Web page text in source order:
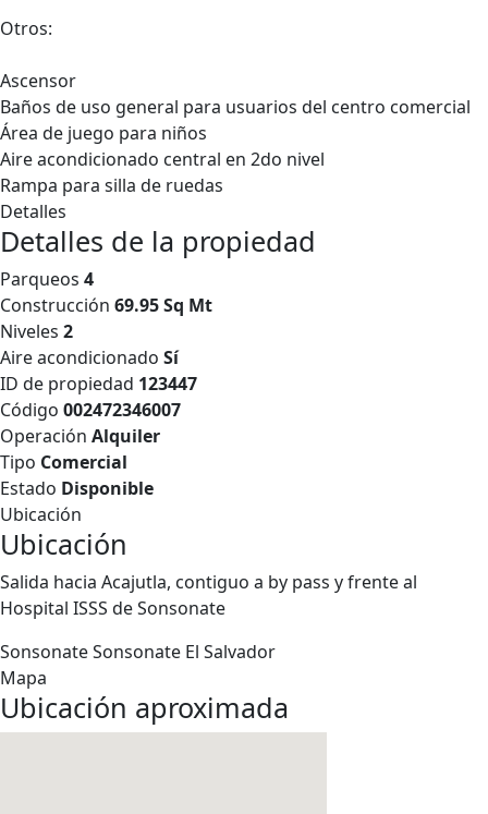
Otros:
Ascensor
Baños de uso general para usuarios del centro comercial
Área de juego para niños
Aire acondicionado central en 2do nivel
Rampa para silla de ruedas
Detalles
Detalles de la propiedad
Parqueos 4
Construcción 69.95 Sq Mt
Niveles 2
Aire acondicionado Sí
ID de propiedad 123447
Código 002472346007
Operación Alquiler
Tipo Comercial
Estado Disponible
Ubicación
Ubicación
Salida hacia Acajutla, contiguo a by pass y frente al
Hospital ISSS de Sonsonate
SonsonateSonsonate El Salvador
Mapa
Ubicación aproximada